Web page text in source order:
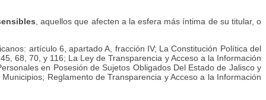
, aquellos que afecten a la esfera más íntima de su titular, o
artículo 6, apartado A, fracción IV; La Constitución Política del
68, 70, y 116; La Ley de Transparencia y Acceso a la Información
en Posesión de Sujetos Obligados Del Estado de Jalisco y
Reglamento de Transparencia y Acceso a la Información